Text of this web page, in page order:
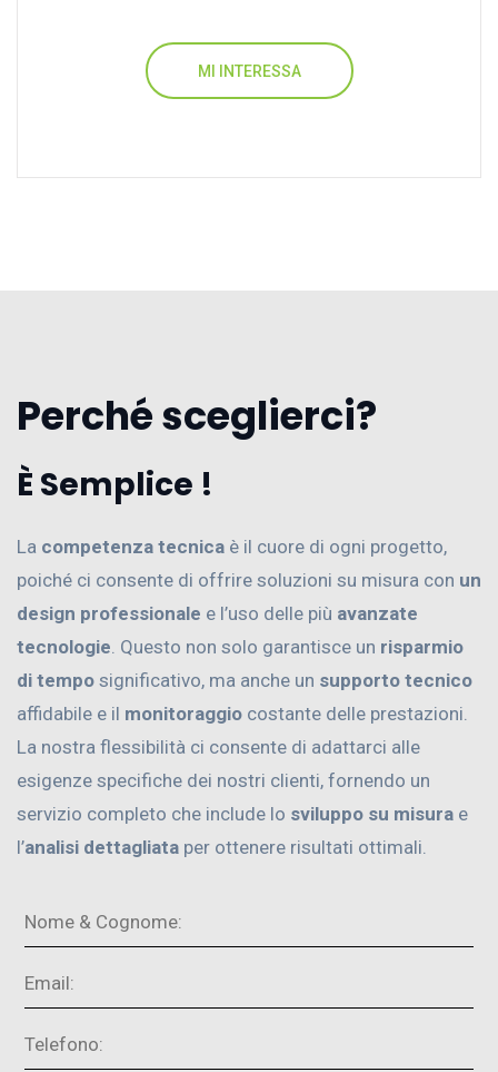
MI INTERESSA
Perché sceglierci?
È Semplice !
La competenza tecnica è il cuore di ogni progetto,
poiché ci consente di offrire soluzioni su misura con un
design professionale e l’uso delle più avanzate
tecnologie . Questo non solo garantisce un risparmio
di tempo significativo, ma anche un supporto tecnico
affidabile e il monitoraggio costante delle prestazioni.
La nostra flessibilità ci consente di adattarci alle
esigenze specifiche dei nostri clienti, fornendo un
servizio completo che include lo sviluppo su misura e
l’analisi dettagliata per ottenere risultati ottimali.